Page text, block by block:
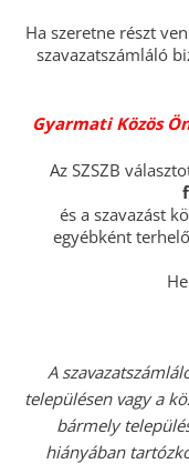
Ha szeretne részt
szavazatszámláló
Gyarmati Közös
Az SZSZB
és a szavazást
egyébként
A
településen vagy a
bármely
hiányában